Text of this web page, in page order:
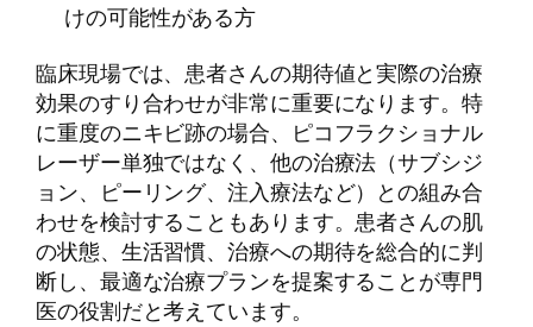
けの可能性がある方
臨床現場では、患者さんの期待値と実際の治療
効果のすり合わせが非常に重要になります。特
に重度のニキビ跡の場合、ピコフラクショナル
レーザー単独ではなく、他の治療法（サブシジ
ョン、ピーリング、注入療法など）との組み合
わせを検討することもあります。患者さんの肌
の状態、生活習慣、治療への期待を総合的に判
断し、最適な治療プランを提案することが専門
医の役割だと考えています。